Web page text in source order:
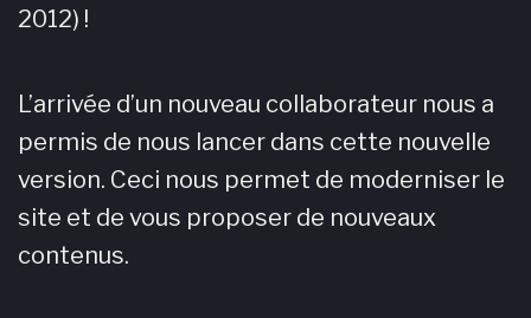
2012) !
L’arrivée d’un nouveau collaborateur nous a
permis de nous lancer dans cette nouvelle
version. Ceci nous permet de moderniser le
site et de vous proposer de nouveaux
contenus.